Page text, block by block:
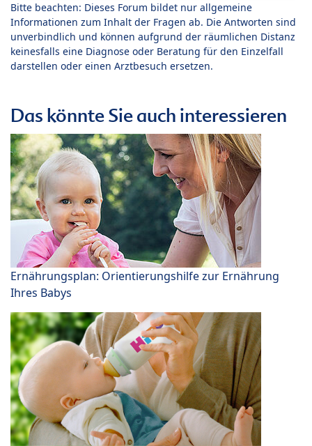
Bitte beachten: Dieses Forum bildet nur allgemeine
Informationen zum Inhalt der Fragen ab. Die Antworten sind
unverbindlich und können aufgrund der räumlichen Distanz
keinesfalls eine Diagnose oder Beratung für den Einzelfall
darstellen oder einen Arztbesuch ersetzen.
Das könnte Sie auch interessieren
Ernährungsplan: Orientierungshilfe zur Ernährung
Ihres Babys